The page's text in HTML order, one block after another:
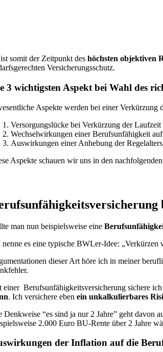
somit der Zeitpunkt deshöchsten objektiven
Versicherungsschutz.
3 wichtigsten Aspekt bei Wahl des
Aspekte werden bei einer
Versorgungslücke bei Verkürzung der Laufzeit
Wechselwirkungen einer Berufsunfähigkeit
Auswirkungen einer Anhebung der
Aspekte schauen wir uns in den
man nun beispielsweise eine
nenne es eine typische BWLer-Idee:
dieser Art höre ich in meiner
einer Berufsunfähigkeitsversicherung sichere
. Ich versichere ebenein unkalkulierbares
Denkweise “es sind ja nur 2 Jahre” geht davon
2.000 Euro BU-Rente über 2 Jahre
der Inflation auf die